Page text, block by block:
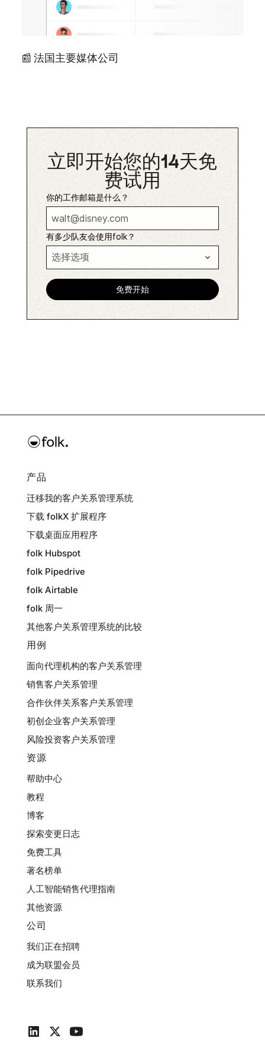
📰 法国主要媒体公司
立即开始您的14天免
费试用
你的工作邮箱是什么？
有多少队友会使用folk？
产品
迁移我的客户关系管理系统
下载 folkX 扩展程序
下载桌面应用程序
folk Hubspot
folk Pipedrive
folk Airtable
folk 周一
其他客户关系管理系统的比较
用例
面向代理机构的客户关系管理
销售客户关系管理
合作伙伴关系客户关系管理
初创企业客户关系管理
风险投资客户关系管理
资源
帮助中心
教程
博客
探索变更日志
免费工具
著名榜单
人工智能销售代理指南
其他资源
公司
我们正在招聘
成为联盟会员
联系我们